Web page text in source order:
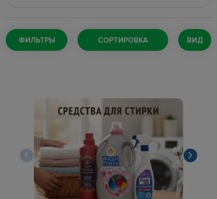
Поступление 5 августа
Поступление 4 августа(220)
Поступление 24 июля(73)
(169)
Поступление 18 июля(132)
Поступление 16 июля (109)
Поступление 11 июля (189)
ФИЛЬТРЫ СОРТИРОВКА ВИД